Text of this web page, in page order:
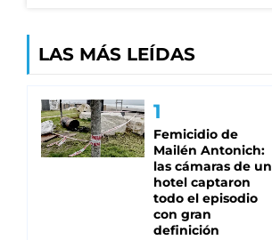
LAS MÁS LEÍDAS
Femicidio de
Mailén Antonich:
las cámaras de un
hotel captaron
todo el episodio
con gran
definición